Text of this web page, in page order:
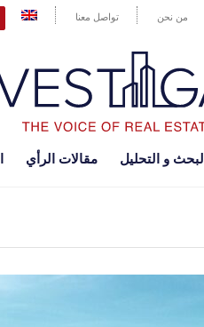
من نحن تواصل معنا
البحث و التحليل مقالات الرأي